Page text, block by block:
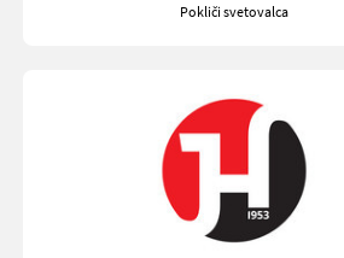
Pokliči svetovalca